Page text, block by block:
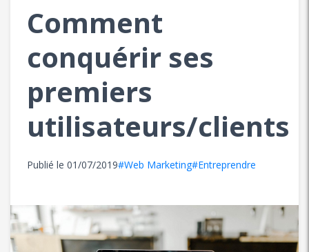
Comment
conquérir ses
premiers
utilisateurs/clients
Publié le 01/07/2019#Web Marketing#Entreprendre